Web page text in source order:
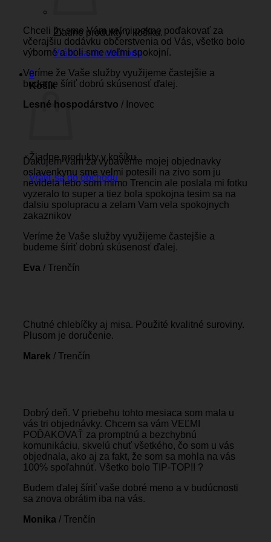
Žiadne produkty v košíku.
Vrátiť sa do obchodu
0
Košík
Žiadne produkty v košíku.
Vrátiť sa do obchodu
Chceli by sme Vám veľmi pekne poďakovať za
včerajšiu dodávku občerstvenia od Vás, všetko bolo
výborné a boli sme veľmi spokojní.
Veríme že Vaše služby využijeme častejšie a
budeme šíriť dobrú skúsenosť ďalej.
Lesné hospodárstvo / Inovec
Ďakujem Vam za vybavenie mojej objednavky
oslavenkynu sme velmi potesili na zivo som ju
nevidela lebo som mimo Trencin ale poslala mi fotku
vyzeralo to super a tiez bola spokojna tesim sa na
dalsiu spolupracu a zelam Vam vela spokojnych
zakaznikov
Veríme že Vaše služby využijeme častejšie a
budeme šíriť dobrú skúsenosť ďalej.
Eva / Trenčín
Chutné chlebíčky aj misa. Použité kvalitné suroviny.
Plusom je doručenie.
Marek / Trenčín
Dobrý deň. V priebehu tohto mesiaca som mala u
vás tri objednávky. Chcem sa vám VEĽMI
POĎAKOVAŤ za promptnú a bezchybnú
komunikáciu, skvelú chuť všetkého, čo som u vás
objednala, ako aj za fakt, že som sa mohla na vás
100% spoľahnúť. Všetko bolo TIP-TOP!! ?
Budem ďalej šíriť vaše dobré meno a v budúcnosti
sa znova obrátim iba na vás.
Monika / Trenčín